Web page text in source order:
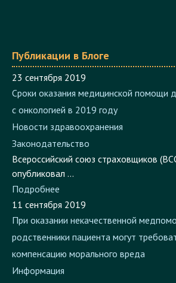
23 сентября 2019
Сроки оказания медицинской помощи
с онкологией в 2019 году
Новости здравоохранения
Законодательство
Всероссийский союз страховщиков (ВСС)
опубликовал ...
Подробнее
11 сентября 2019
При оказании некачественной
родственники пациента могут
компенсацию морального вреда
Информация
Законодательство